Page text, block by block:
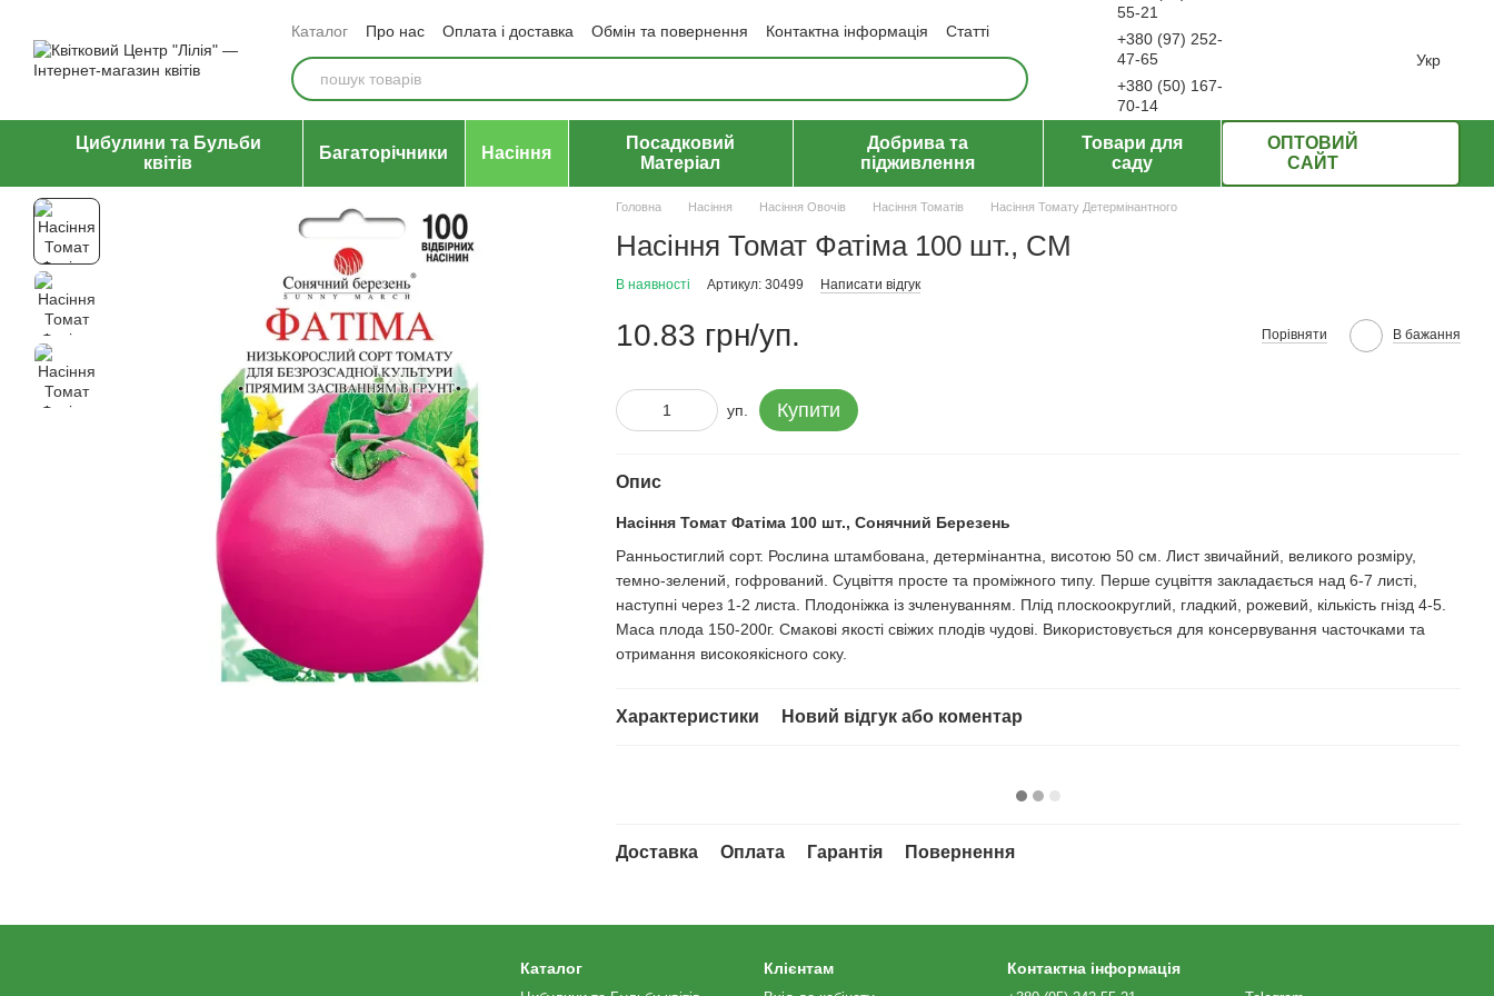
Каталог Про нас Оплата і доставка Обмін та повернення Контактна інформація
Статті
Відгуки про магазин
Угода користувача Політика конфіденційності Договір публічної оферти
55-21
+380 (97) 252-
47-65
+380 (50) 167-
70-14
Укр
Цибулини та Бульби
квітів
Багаторічники Насіння
Посадковий
Матеріал
Добрива та
підживлення
Товари для
саду
ОПТОВИЙ
САЙТ
Головна Насіння Насіння Овочів Насіння Томатів Насіння Томату Детермінантного
Насіння Томат Фатіма 100 шт., СМ
В наявності Артикул: 30499 Написати відгук
10.83 грн/уп. Порівняти В бажання
уп. Купити
Опис
Насіння Томат Фатіма 100 шт., Сонячний Березень
Ранньостиглий сорт. Рослина штамбована, детермінантна, висотою 50 см. Лист звичайний, великого розміру,
темно-зелений, гофрований. Суцвіття просте та проміжного типу. Перше суцвіття закладається над 6-7 листі,
наступні через 1-2 листа. Плодоніжка із зчленуванням. Плід плоскоокруглий, гладкий, рожевий, кількість гнізд 4-5.
Маса плода 150-200г. Смакові якості свіжих плодів чудові. Використовується для консервування часточками та
отримання високоякісного соку.
Характеристики Новий відгук або коментар
Доставка Оплата Гарантія Повернення
Каталог Клієнтам Контактна інформація